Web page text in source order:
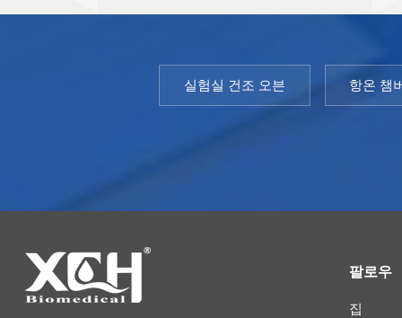
실험실 건조 오븐 항온 챔
팔로우
집